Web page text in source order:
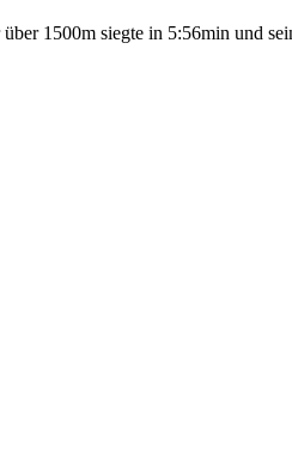
1500m siegte in 5:56min und